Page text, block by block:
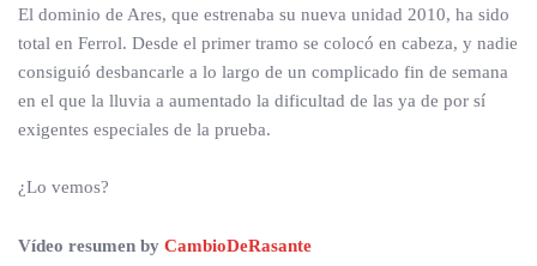
El dominio de Ares, que estrenaba su nueva unidad 2010, ha sido
total en Ferrol. Desde el primer tramo se colocó en cabeza, y nadie
consiguió desbancarle a lo largo de un complicado fin de semana
en el que la lluvia a aumentado la dificultad de las ya de por sí
exigentes especiales de la prueba.
¿Lo vemos?
Vídeo resumen by CambioDeRasante